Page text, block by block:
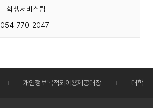
학생서비스팀
054-770-2047
개인정보목적외이용제공대장 대학정